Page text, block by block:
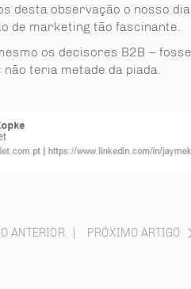
desta observação o nosso
de marketing tão fascinante.
os decisores B2B –
não teria metade da piada.
ANTERIOR PRÓXIMO ARTIGO